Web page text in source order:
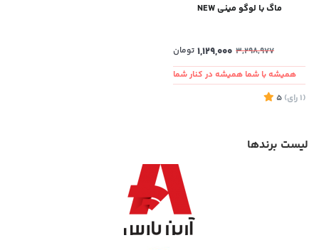
ماگ با لوگو مینی NEW
3,298,977
1,129,000 تومان
همیشه با شما همیشه در کنار شما
(1 رای)
5
لیست برندها